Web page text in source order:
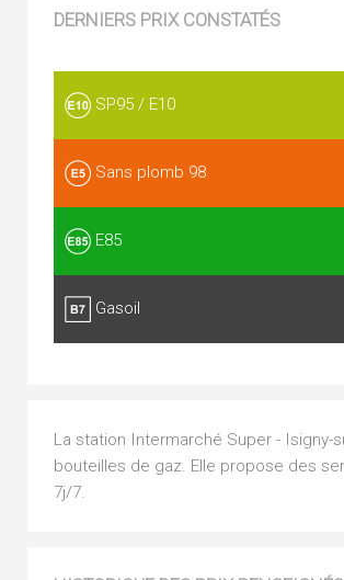
DERNIERS PRIX CONSTATÉS
SP95 / E10
Sans plomb 98
E85
Gasoil
La station Intermarché Super - Isigny-
bouteilles de gaz. Elle propose des
7j/7.